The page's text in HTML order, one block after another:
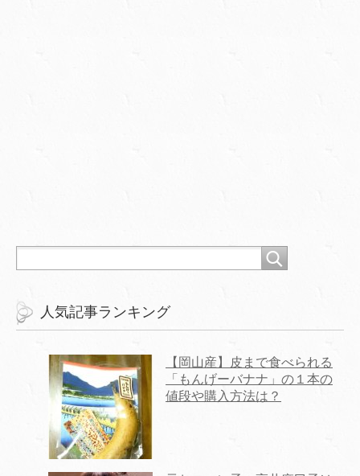
人気記事ランキング
【岡山産】皮まで食べられる
「もんげーバナナ」の１本の
値段や購入方法は？